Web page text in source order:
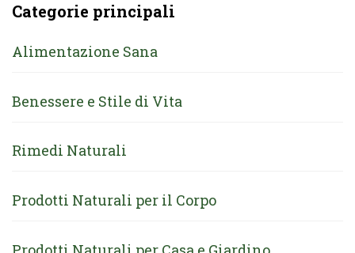
Categorie principali
Alimentazione Sana
Benessere e Stile di Vita
Rimedi Naturali
Prodotti Naturali per il Corpo